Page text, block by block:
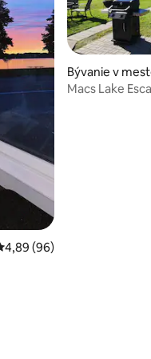
46
ohodnotenie
4,89 (96)
Bývanie v
Macs Lake